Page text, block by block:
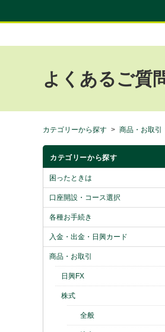
よくあるご質
カテゴリーから探す > 商品・お取引
カテゴリーから探す
困ったときは
口座開設・コース選択
各種お手続き
入金・出金・日興カード
商品・お取引
日興FX
株式
全般